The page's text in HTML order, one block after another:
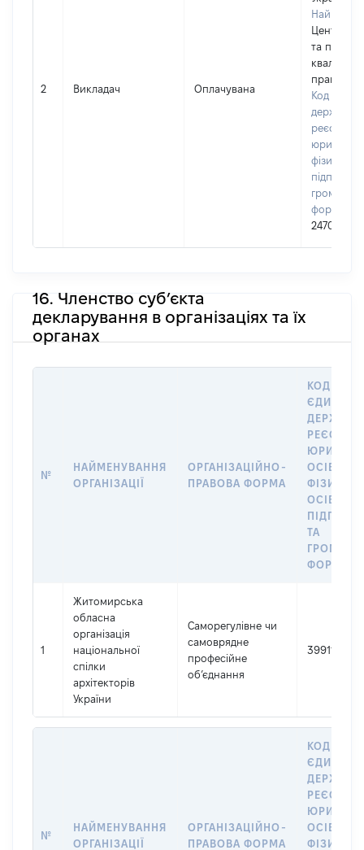
2 Викладач Оплачувана
Центр
та
Код в
реєстрі
фізичних
24700541
16. Членство суб’єкта
декларування в організаціях та їх
органах
№
НАЙМЕНУВАННЯ
ОРГАНІЗАЦІЇ
ОРГАНІЗАЦІЙНО-
ПРАВОВА ФОРМА
КОД В
РЕЄСТРІ
ОСІБ,
ОСІБ –
ТА
1
Житомирська
обласна
організація
національної
спілки
архітекторів
України
Саморегулівне чи
самоврядне
професійне
об’єднання
39911812
№
НАЙМЕНУВАННЯ
ОРГАНІЗАЦІЇ
ОРГАНІЗАЦІЙНО-
ПРАВОВА ФОРМА
КОД В
РЕЄСТРІ
ОСІБ,